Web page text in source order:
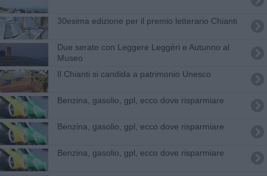
30esima edizione per il premio letterario Chianti
Due serate con Leggere Leggèri e Autunno al
Museo
Il Chianti si candida a patrimonio Unesco
​Benzina, gasolio, gpl, ecco dove risparmiare
​Benzina, gasolio, gpl, ecco dove risparmiare
​Benzina, gasolio, gpl, ecco dove risparmiare